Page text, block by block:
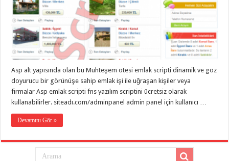
taşımacılık,
evden
taşımacılık,
gaziantep
evden
gaziantep
evden
taşımacılık,
gaziantep
taşımacılık,
evden
Asp alt yapısında olan bu Muhteşem ötesi emlak scripti dinamik ve göz
doyurucu bir görünüşe sahip emlak işi ile uğraşan kişiler veya
firmalar Asp emlak scripti fns yazılım scriptini ücretsiz olarak
kullanabilirler. siteadı.com/adminpanel admin panel için kullanıcı …
Devamını Gör »